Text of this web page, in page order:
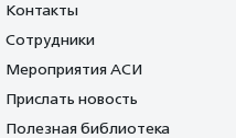
Контакты
Сотрудники
Мероприятия АСИ
Прислать новость
Полезная библиотека